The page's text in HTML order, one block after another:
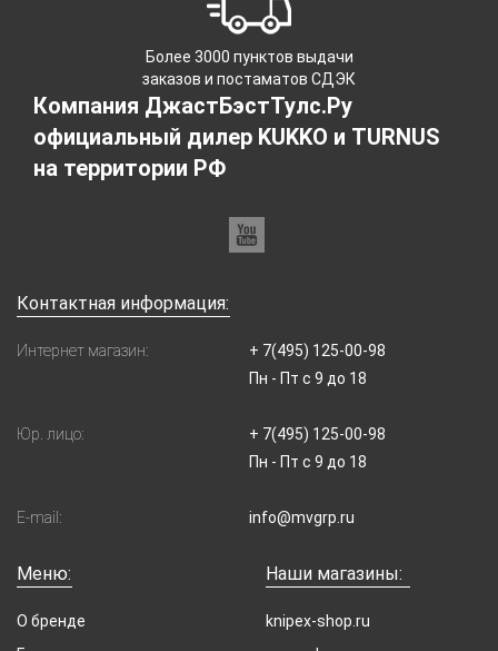
Более 3000 пунктов выдачи
заказов и постаматов СДЭК
Компания ДжастБэстТулс.Ру
официальный дилер KUKKO и TURNUS
на территории РФ
Контактная информация:
Интернет магазин:
+ 7(495) 125-00-98
Пн - Пт с 9 до 18
Юр. лицо:
+ 7(495) 125-00-98
Пн - Пт с 9 до 18
E-mail: info@mvgrp.ru
Меню:
О бренде
Наши магазины:
knipex-shop.ru